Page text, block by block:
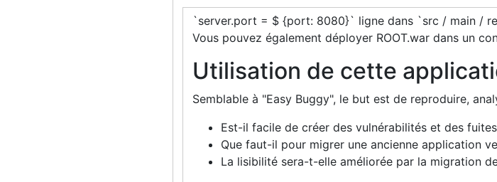
`server.port = $ {port: 8080}` ligne dans `src / main /
Vous pouvez également déployer ROOT.war dans un
Utilisation de cette
Semblable à "Easy Buggy", le but est de reproduire,
Est-il facile de créer des vulnérabilités et des
Que faut-il pour migrer une ancienne application
La lisibilité sera-t-elle améliorée par la migration